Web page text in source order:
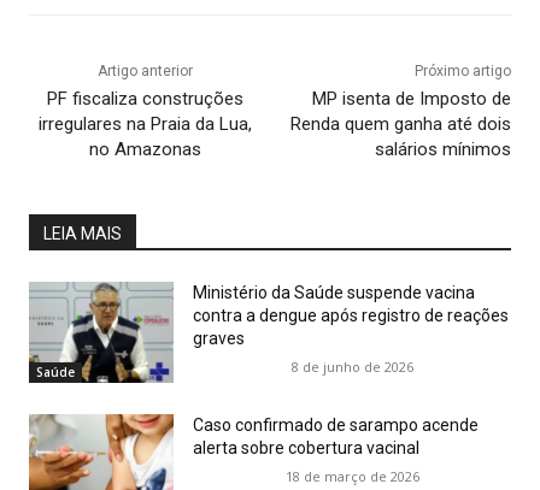
Artigo anterior
PF fiscaliza construções
irregulares na Praia da Lua,
no Amazonas
Próximo artigo
MP isenta de Imposto de
Renda quem ganha até dois
salários mínimos
LEIA MAIS
Saúde
Ministério da Saúde suspende vacina
contra a dengue após registro de reações
graves
8 de junho de 2026
Caso confirmado de sarampo acende
alerta sobre cobertura vacinal
18 de março de 2026